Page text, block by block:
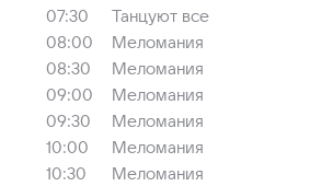
07:30
Танцуют все
08:00
Меломания
08:30
Меломания
09:00
Меломания
09:30
Меломания
10:00
Меломания
10:30
Меломания